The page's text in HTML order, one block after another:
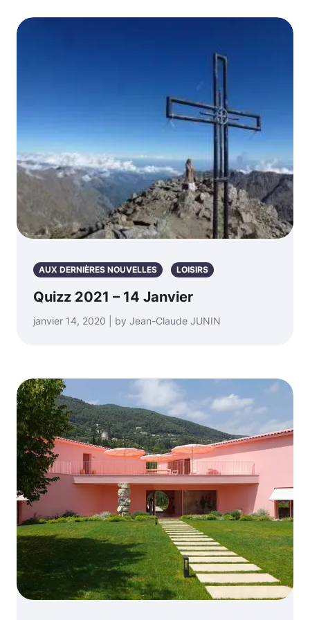
AUX DERNIÈRES NOUVELLES LOISIRS
Quizz 2021 – 14 Janvier
janvier 14, 2020 | by Jean-Claude JUNIN